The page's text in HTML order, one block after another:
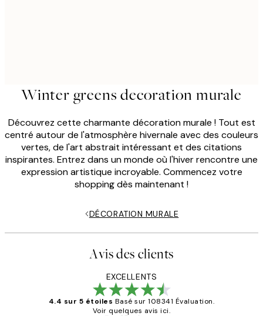
Winter greens decoration murale
Découvrez cette charmante décoration murale ! Tout est
centré autour de l'atmosphère hivernale avec des couleurs
vertes, de l'art abstrait intéressant et des citations
inspirantes. Entrez dans un monde où l'hiver rencontre une
expression artistique incroyable. Commencez votre
shopping dès maintenant !
DÉCORATION MURALE
Avis des clients
EXCELLENTS
4.4 sur 5 étoiles Basé sur 108341 Évaluation.
Voir quelques avis ici.